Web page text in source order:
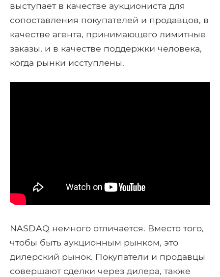
выступает в качестве аукциониста для
сопоставления покупателей и продавцов, в
качестве агента, принимающего лимитные
заказы, и в качестве поддержки человека,
когда рынки исступлены.
NASDAQ немного отличается. Вместо того,
чтобы быть аукционным рынком, это
дилерский рынок. Покупатели и продавцы
совершают сделки через дилера, также